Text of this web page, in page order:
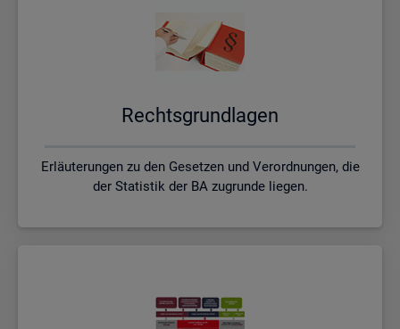
Rechts­grund­la­gen
Erläuterungen zu den Gesetzen und Verordnungen, die
der Statistik der BA zugrunde liegen.